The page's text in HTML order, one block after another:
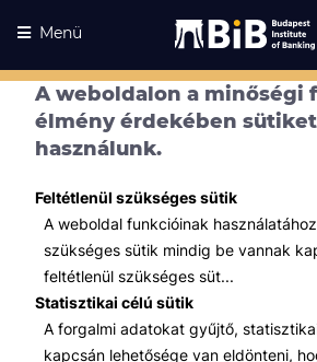
A weboldalon a minőségi
élmény érdekében
használunk.
Feltétlenül szükséges sütik
A weboldal funkcióinak
szükséges sütik mindig be vannak
feltétlenül szükséges süt...
Statisztikai célú sütik
A forgalmi adatokat gyűjtő,
kapcsán lehetősége van eldönteni,
Menü
Kurzusaink
Minden témában
Összes
Hatósági képzések
VIZSGA - TANTERMI -
biztosításközvet...
Kizárólag akkor jelentkezzen, ha